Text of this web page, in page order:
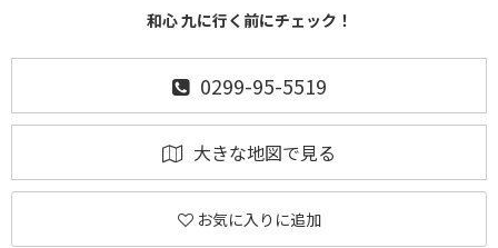
和心 九に行く前にチェック！
0299-95-5519
大きな地図で見る
お気に入りに追加